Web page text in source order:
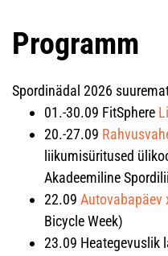
Programm
Spordinädal 2026
01.-30.09 FitSphere
20.-27.09
liikumisüritused
Akadeemiline
22.09 Autovabapäev
Bicycle Week)
23.09 Heategevuslik